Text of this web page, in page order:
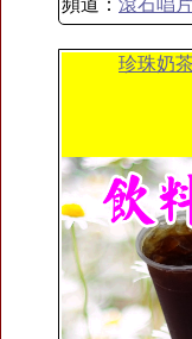
頻道： 滾石唱
珍珠奶